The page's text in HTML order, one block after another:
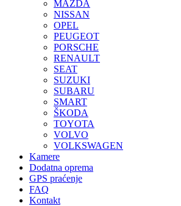
MAZDA
NISSAN
OPEL
PEUGEOT
PORSCHE
RENAULT
SEAT
SUZUKI
SUBARU
SMART
ŠKODA
TOYOTA
VOLVO
VOLKSWAGEN
Kamere
Dodatna oprema
GPS praćenje
FAQ
Kontakt